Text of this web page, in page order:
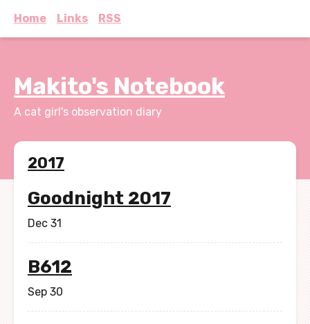
Home Links RSS
Makito's Notebook
A cat girl's observation diary
2017
Goodnight 2017
Dec 31
B612
Sep 30